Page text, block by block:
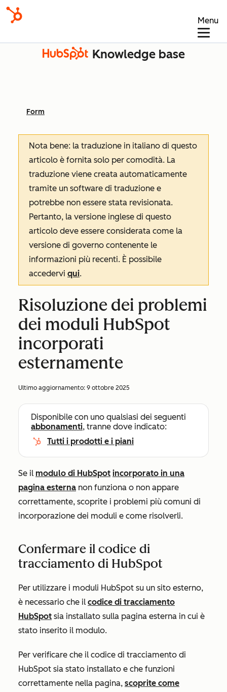
Menu
Knowledge base
Form
Nota bene: la traduzione in italiano di questo
articolo è fornita solo per comodità. La
traduzione viene creata automaticamente
tramite un software di traduzione e
potrebbe non essere stata revisionata.
Pertanto, la versione inglese di questo
articolo deve essere considerata come la
versione di governo contenente le
informazioni più recenti. È possibile
accedervi qui.
Risoluzione dei problemi
dei moduli HubSpot
incorporati
esternamente
Ultimo aggiornamento: 9 ottobre 2025
Disponibile con uno qualsiasi dei seguenti
abbonamenti, tranne dove indicato:
Tutti i prodotti e i piani
Se il modulo di HubSpot incorporato in una
pagina esterna non funziona o non appare
correttamente, scoprite i problemi più comuni di
incorporazione dei moduli e come risolverli.
Confermare il codice di
tracciamento di HubSpot
Per utilizzare i moduli HubSpot su un sito esterno,
è necessario che il codice di tracciamento
HubSpot sia installato sulla pagina esterna in cui è
stato inserito il modulo.
Per verificare che il codice di tracciamento di
HubSpot sia stato installato e che funzioni
correttamente nella pagina, scoprite come